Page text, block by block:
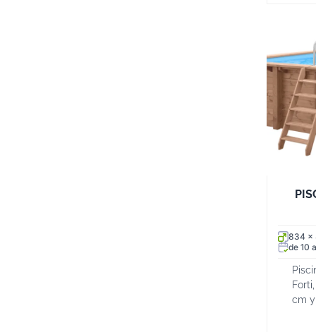
834 x
de 10
cm